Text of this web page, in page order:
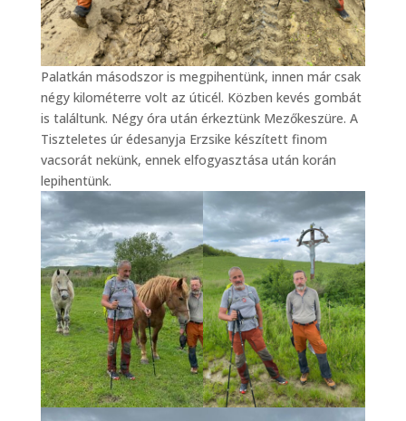
Palatkán másodszor is megpihentünk, innen már csak
négy kilométerre volt az úticél. Közben kevés gombát
is találtunk. Négy óra után érkeztünk Mezőkeszüre. A
Tiszteletes úr édesanyja Erzsike készített finom
vacsorát nekünk, ennek elfogyasztása után korán
lepihentünk.